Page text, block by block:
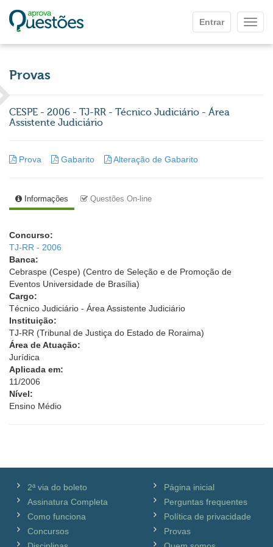
Entrar
Provas
CESPE - 2006 - TJ-RR - Técnico Judiciário - Área
Assistente Judiciário
Prova Gabarito Alteração de Gabarito
Informações Questões On-line
Concurso:
TJ-RR - 2006
Banca:
Cebraspe (Cespe) (Centro de Seleção e de Promoção de
Eventos Universidade de Brasília)
Cargo:
Técnico Judiciário - Área Assistente Judiciário
Instituição:
TJ-RR (Tribunal de Justiça do Estado de Roraima)
Área de Atuação:
Jurídica
Aplicada em:
11/2006
Nível:
Ensino Médio
2ª via do boleto
Assinatura Completa
Como funciona
Concursos
Página inicial
Perguntas frequentes
Política de privacidade
Provas